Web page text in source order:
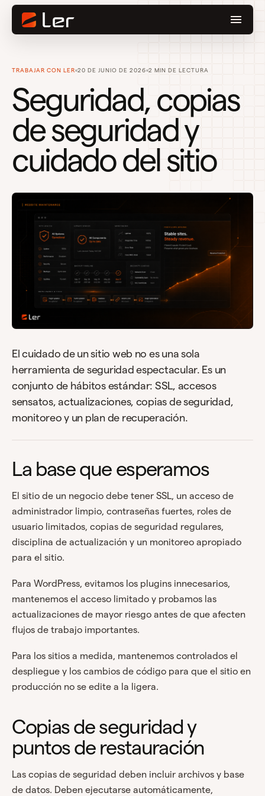
TRABAJAR CON LER 20 DE JUNIO DE 2026 2 MIN DE LECTURA
Seguridad, copias
de seguridad y
cuidado del sitio
El cuidado de un sitio web no es una sola
herramienta de seguridad espectacular. Es un
conjunto de hábitos estándar: SSL, accesos
sensatos, actualizaciones, copias de seguridad,
monitoreo y un plan de recuperación.
La base que esperamos
El sitio de un negocio debe tener SSL, un acceso de
administrador limpio, contraseñas fuertes, roles de
usuario limitados, copias de seguridad regulares,
disciplina de actualización y un monitoreo apropiado
para el sitio.
Para WordPress, evitamos los plugins innecesarios,
mantenemos el acceso limitado y probamos las
actualizaciones de mayor riesgo antes de que afecten
flujos de trabajo importantes.
Para los sitios a medida, mantenemos controlados el
despliegue y los cambios de código para que el sitio en
producción no se edite a la ligera.
Copias de seguridad y
puntos de restauración
Las copias de seguridad deben incluir archivos y base
de datos. Deben ejecutarse automáticamente,